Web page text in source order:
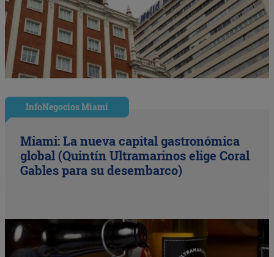
InfoNegocios Miami
Miami: La nueva capital gastronómica
global (Quintín Ultramarinos elige Coral
Gables para su desembarco)